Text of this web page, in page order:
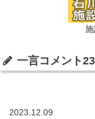
一言コメント
2023.12.09